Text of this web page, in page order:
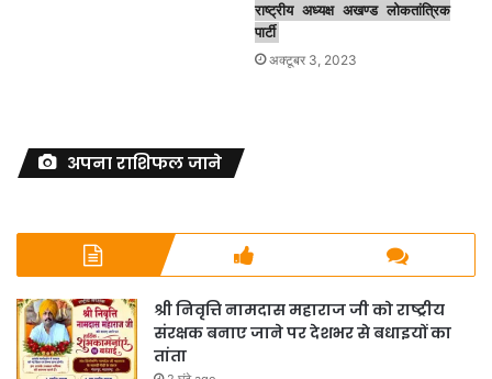
राष्ट्रीय अध्यक्ष अखण्ड लोकतांत्रिक
पार्टी
अक्टूबर 3, 2023
अपना राशिफल जाने
श्री निवृत्ति नामदास महाराज जी को राष्ट्रीय
संरक्षक बनाए जाने पर देशभर से बधाइयों का
तांता